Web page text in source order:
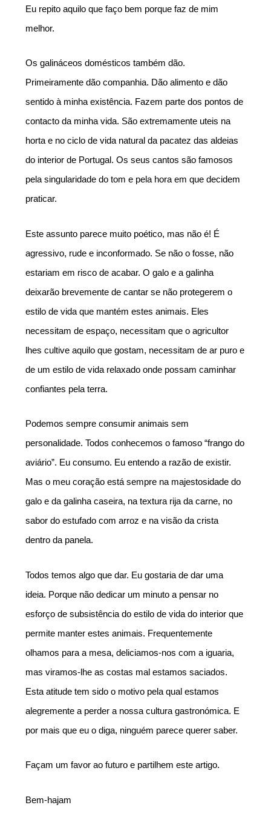
Eu repito aquilo que faço bem porque faz de mim
melhor.
Os galináceos domésticos também dão.
Primeiramente dão companhia. Dão alimento e dão
sentido à minha existência. Fazem parte dos pontos de
contacto da minha vida. São extremamente uteis na
horta e no ciclo de vida natural da pacatez das aldeias
do interior de Portugal. Os seus cantos são famosos
pela singularidade do tom e pela hora em que decidem
praticar.
Este assunto parece muito poético, mas não é! É
agressivo, rude e inconformado. Se não o fosse, não
estariam em risco de acabar. O galo e a galinha
deixarão brevemente de cantar se não protegerem o
estilo de vida que mantém estes animais. Eles
necessitam de espaço, necessitam que o agricultor
lhes cultive aquilo que gostam, necessitam de ar puro e
de um estilo de vida relaxado onde possam caminhar
confiantes pela terra.
Podemos sempre consumir animais sem
personalidade. Todos conhecemos o famoso “frango do
aviário”. Eu consumo. Eu entendo a razão de existir.
Mas o meu coração está sempre na majestosidade do
galo e da galinha caseira, na textura rija da carne, no
sabor do estufado com arroz e na visão da crista
dentro da panela.
Todos temos algo que dar. Eu gostaria de dar uma
ideia. Porque não dedicar um minuto a pensar no
esforço de subsistência do estilo de vida do interior que
permite manter estes animais. Frequentemente
olhamos para a mesa, deliciamos-nos com a iguaria,
mas viramos-lhe as costas mal estamos saciados.
Esta atitude tem sido o motivo pela qual estamos
alegremente a perder a nossa cultura gastronómica. E
por mais que eu o diga, ninguém parece querer saber.
Façam um favor ao futuro e partilhem este artigo.
Bem-hajam